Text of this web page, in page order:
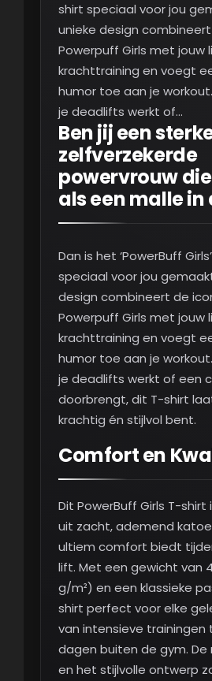
shirt speciaal voor jou
unieke design
Powerpuff Girls met jouw
krachttraining en voegt
humor toe aan je
je deadlifts werkt of…
Ben jij een
zelfverzekerde
powervrouw
als een malle in
Dan is het ‘PowerBuff
speciaal voor jou
design combineert de
Powerpuff Girls met jouw
krachttraining en voegt
humor toe aan je
je deadlifts werkt of een
doorbrengt, dit T-shirt
krachtig én stijlvol bent.
Comfort en
Dit PowerBuff Girls T-shirt
uit zacht, ademend
ultiem comfort biedt
lift. Met een gewicht van
g/m²) en een klassieke
shirt perfect voor elke
van intensieve
dagen buiten de gym. De
en het stijlvolle ontwerp